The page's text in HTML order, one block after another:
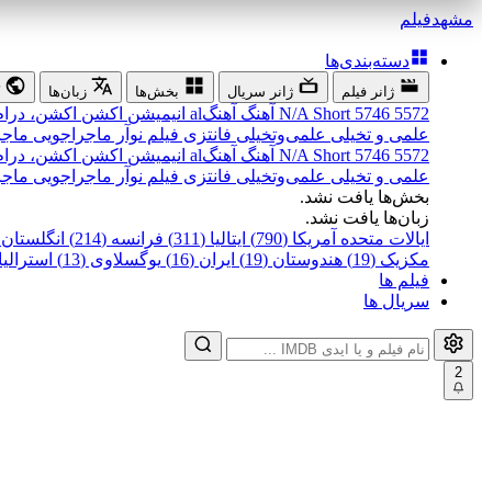
مشهدفیلم
دسته‌بندی‌ها
ژانر فیلم ژانر سریال بخش‌ها زبان‌ها
5572
5746
N/A Short آهنگ آهنگal انیمیشن اکشن اکشن،
علمی و تخیلی علمی‌و‌تخیلی فانتزی فیلم نوآر ماجراجویی
5572
5746
N/A Short آهنگ آهنگal انیمیشن اکشن اکشن،
علمی و تخیلی علمی‌و‌تخیلی فانتزی فیلم نوآر ماجراجویی
بخش‌ها یافت نشد.
زبان‌ها یافت نشد.
ایالات متحده آمریکا (790)
ایتالیا (311) فرانسه (214) انگلستان
مکزیک (19)
هندوستان (19) ایران (16) یوگسلاوی (13) استرالیا
فیلم ها
سریال ها
2